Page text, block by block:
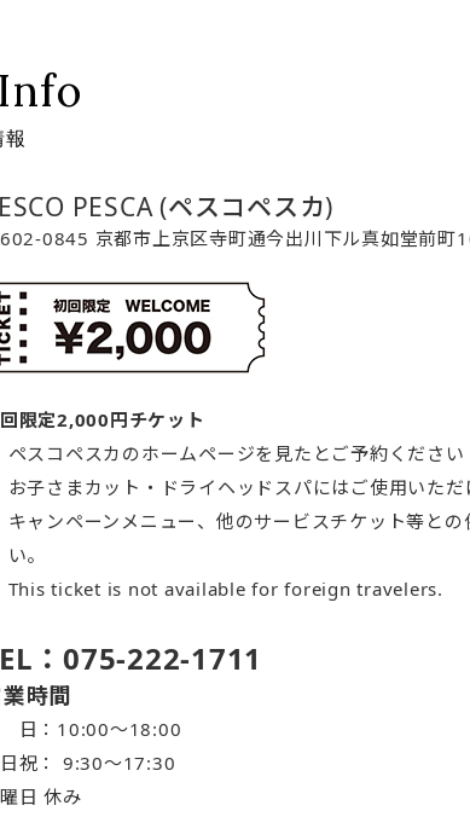
PESCA (ペスコペスカ)
0845 京都市上京区寺町通今出川下ル真如堂前町
限定2,000円チケット
ペスコペスカのホームページを見たとご予約ください
お子さまカット・ドライヘッドスパにはご使用いただ
キャンペーンメニュー、他のサービスチケット等と
い。
This ticket is not available for foreign travelers.
：075-222-1711
時間
日：10:00～18:00
祝： 9:30〜17:30
日 休み